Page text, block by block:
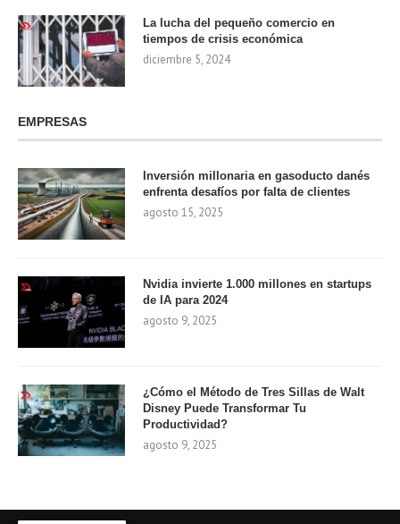
La lucha del pequeño comercio en
tiempos de crisis económica
diciembre 5, 2024
EMPRESAS
Inversión millonaria en gasoducto danés
enfrenta desafíos por falta de clientes
agosto 15, 2025
Nvidia invierte 1.000 millones en startups
de IA para 2024
agosto 9, 2025
¿Cómo el Método de Tres Sillas de Walt
Disney Puede Transformar Tu
Productividad?
agosto 9, 2025